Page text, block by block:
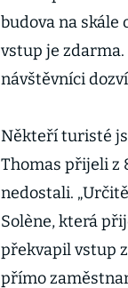
budova na skále
vstup je
návštěvníci
Někteří turisté
Thomas přijeli z
nedostali.
Solène, která
překvapil vstup
přímo